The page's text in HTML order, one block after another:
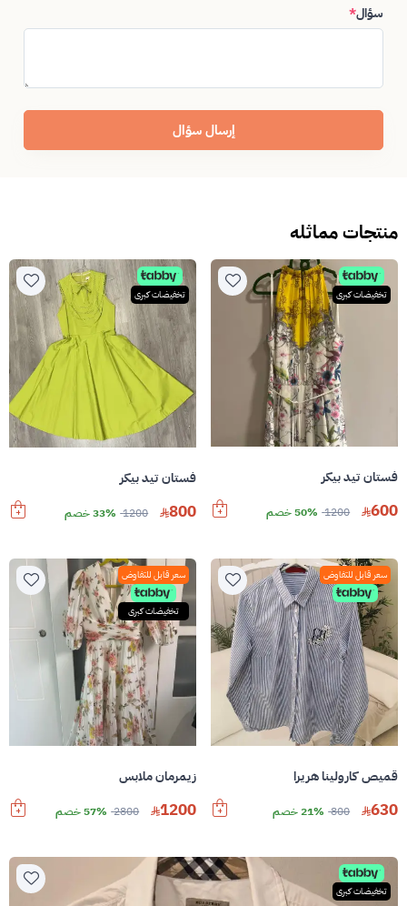
سؤال*
إرسال سؤال
منتجات مماثله
تخفيضات كبرى
فستان تيد بيكر
600
1200 50% خصم
تخفيضات كبرى
فستان تيد بيكر
800
1200 33% خصم
سعر قابل للتفاوض
قميص كارولينا هريرا
630
800 21% خصم
سعر قابل للتفاوض
تخفيضات كبرى
زيمرمان ملابس
1200
2800 57% خصم
تخفيضات كبرى